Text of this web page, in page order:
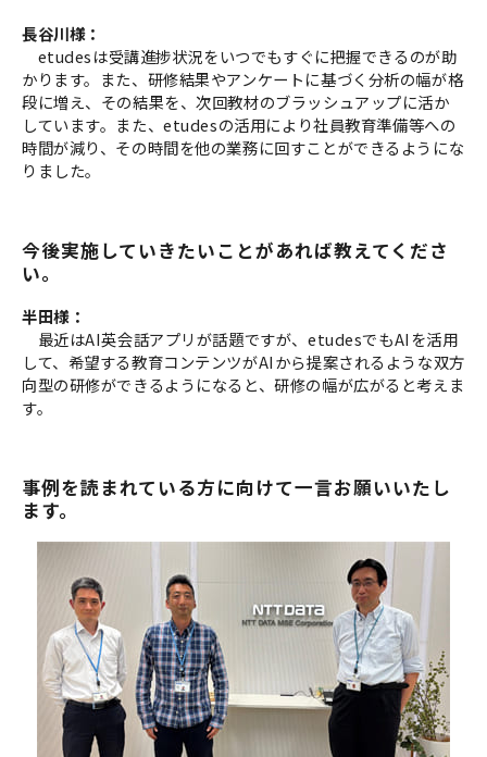
長谷川様：
etudesは受講進捗状況をいつでもすぐに把握できるのが助
かります。また、研修結果やアンケートに基づく分析の幅が格
段に増え、その結果を、次回教材のブラッシュアップに活か
しています。また、etudesの活用により社員教育準備等への
時間が減り、その時間を他の業務に回すことができるようにな
りました。
今後実施していきたいことがあれば教えてくださ
い。
半田様：
最近はAI英会話アプリが話題ですが、etudesでもAIを活用
して、希望する教育コンテンツがAIから提案されるような双方
向型の研修ができるようになると、研修の幅が広がると考えま
す。
事例を読まれている方に向けて一言お願いいたし
ます。